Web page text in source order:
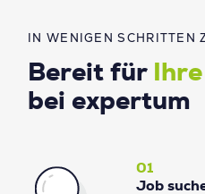
IN WENIGEN SCHRITTEN
Bereit für
bei expertum
01
Job